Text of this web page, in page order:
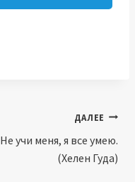
ДАЛЕЕ
Не учи меня, я все умею.
(Хелен Гуда)